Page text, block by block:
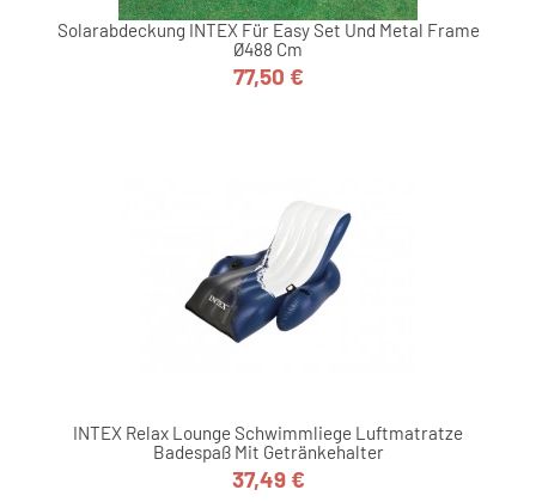
Solarabdeckung INTEX Für Easy Set Und Metal Frame
Ø488 Cm
Preis
77,50 €
INTEX Relax Lounge Schwimmliege Luftmatratze
Badespaß Mit Getränkehalter
Preis
37,49 €